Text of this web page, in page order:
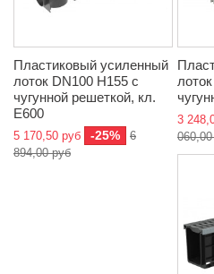
Пластиковый усиленный
лоток DN100 H155 с
чугунной решеткой, кл.
E600
5 170,50 руб -25%
6
894,00 руб
3